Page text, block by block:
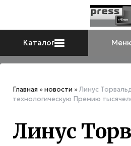
Каталог
Главная »новости »Линус
технологическую Премию
Линус